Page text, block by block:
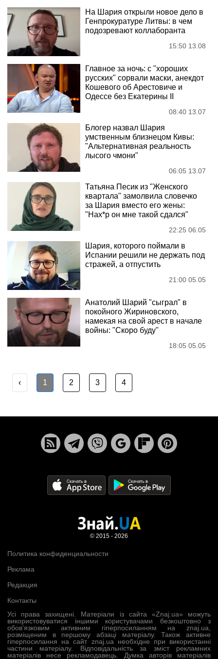
На Шария открыли новое дело в
Генпрокуратуре Литвы: в чем
подозревают коллаборанта
15:50 13.08
Главное за ночь: с "хороших
русских" сорвали маски, анекдот
Кошевого об Арестовиче и
Одессе без Екатерины II
08:40 13.07
Блогер назвал Шария
умственным близнецом Кивы:
"Альтернативная реальность
лысого чмони"
06:05 13.07
Татьяна Песик из "Женского
квартала" замолвила словечко
за Шария вместо его жены:
"Нах*р он мне такой сдался"
22:25 06.05
Шария, которого поймали в
Испании решили не держать под
стражей, а отпустить
21:00 05.05
Анатолий Шарий "сыграл" в
покойного Жириновского,
намекая на свой арест в начале
войны: "Скоро буду"
18:05 05.05
‹ 1 2 3 4
Усі права захищені. Матеріали із сайта «Znaj.ua» можуть
використовуватися іншими користувачами безкоштовно з
обов’язковим активним гіперпосиланням на znaj.ua,
розміщеним в першому абзаці матеріалу. Також активне
гіперпосилання на сайт znaj.ua необхідне при використанні
частини матеріалу. Відповідальність за зміст рекламних
матеріалів несе рекламодавець. Думка авторів матеріалів
Политика конфиденциальности
Реклама
Редакция
Контакты
© 2015 - 2026